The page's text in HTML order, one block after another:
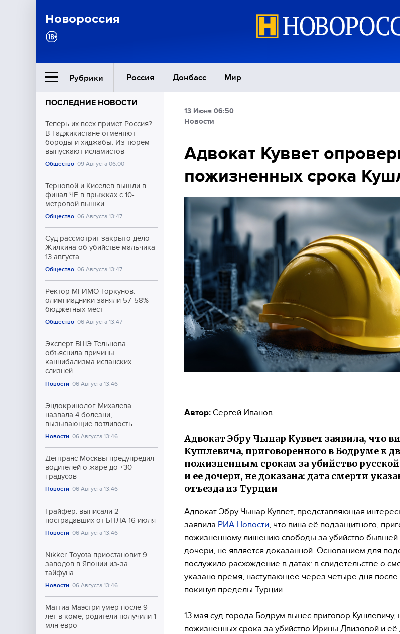
Новороссия
Рубрики Россия Донбасс Мир
Ближний Восток
Общество
Экономика
Культура
Спорт
ПОСЛЕДНИЕ НОВОСТИ
Теперь их всех примет Россия?
В Таджикистане отменяют
бороды и хиджабы. Из тюрем
выпускают исламистов
Общество 09 Августа 06:00
Терновой и Киселёв вышли в
финал ЧЕ в прыжках с 10-
метровой вышки
Общество 06 Августа 13:47
Суд рассмотрит закрыто дело
Жилкина об убийстве мальчика
13 августа
Общество 06 Августа 13:47
Ректор МГИМО Торкунов:
олимпиадники заняли 57-58%
бюджетных мест
Общество 06 Августа 13:47
Эксперт ВШЭ Тельнова
объяснила причины
каннибализма испанских
слизней
Новости 06 Августа 13:46
Эндокринолог Михалева
назвала 4 болезни,
вызывающие потливость
Новости 06 Августа 13:46
Дептранс Москвы предупредил
водителей о жаре до +30
градусов
Новости 06 Августа 13:46
Грайфер: выписали 2
пострадавших от БПЛА 16 июля
Новости 06 Августа 13:46
Nikkei: Toyota приостановит 9
заводов в Японии из-за
тайфуна
Новости 06 Августа 13:46
Маттиа Маэстри умер после 9
лет в коме; родители получили 1
млн евро
13 Июня 06:50
Новости
Адвокат Куввет
пожизненных срока
Автор: Сергей Иванов
Адвокат Эбру Чынар Куввет заявила, что
Кушлевича, приговоренного в Бодруме к
пожизненным срокам за убийство
и ее дочери, не доказана: дата смерти
отъезда из Турции
Адвокат Эбру Чынар Куввет, представляющая
заявила РИА Новости , что вина её подзащитного,
пожизненному лишению свободы за убийство бывшей
дочери, не является доказанной. Основанием для
послужило расхождение в датах: в свидетельстве о
указано время, наступающее через четыре дня после
покинул пределы Турции.
13 мая суд города Бодрум вынес приговор Кушлевичу,
пожизненных срока за убийство Ирины Двизовой и